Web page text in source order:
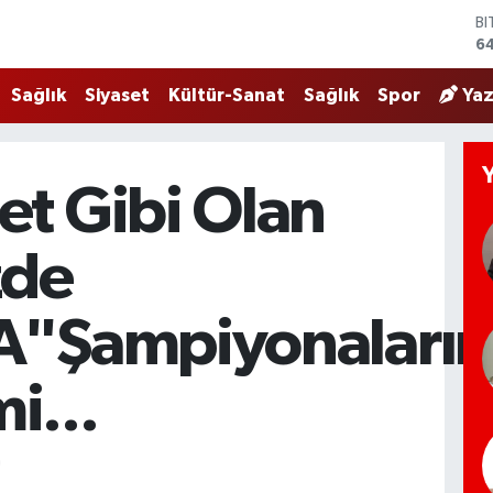
Sağlık Siyaset Kültür-Sanat Sağlık Spor
Gibi Olan